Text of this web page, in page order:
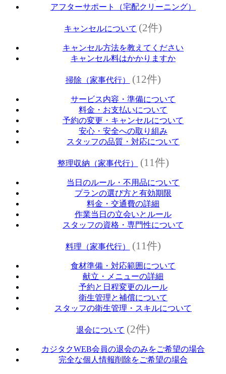
アフターサポート（宅配クリーニング）
キャンセルについて (2件)
キャンセル方法を教えてください
キャンセル料はかかりますか
掃除（家事代行） (12件)
サービス内容・準備について
料金・お支払いについて
予約の変更・キャンセルについて
安心・安全への取り組み
スタッフの品質・対応について
整理収納（家事代行） (11件)
当日のルール・不用品について
プランの選び方と有効期限
料金・交通費の詳細
作業当日の立会いとルール
スタッフの資格・専門性について
料理（家事代行） (11件)
食材準備・対応範囲について
献立・メニューの詳細
予約と日程変更のルール
衛生管理と補償について
スタッフの衛生管理・スキルについて
退会について (2件)
カジタクWEB会員の退会のみをご希望の場合
完全な個人情報削除をご希望の場合